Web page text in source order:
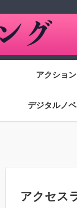
アクション
デジタルノ
アクセス